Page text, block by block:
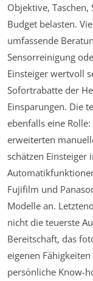
Objektive,
Budget belasten.
umfassende
Sensorreinigung
Einsteiger wertvoll
Sofortrabatte der
Einsparungen. Die
ebenfalls eine
erweiterten
schätzen
Fujifilm und
Modelle an.
nicht die teuerste
Bereitschaft, das
eigenen
persönliche Know-